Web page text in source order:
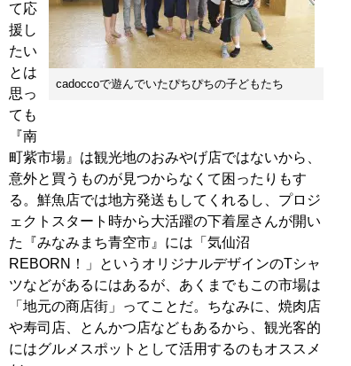
cadoccoで遊んでいたぴちぴちの子どもたち
て応
援し
たい
とは
思っ
ても
『南
町紫市場』は観光地のおみやげ店ではないから、
意外と買うものが見つからなくて困ったりもす
る。鮮魚店では地方発送もしてくれるし、プロジ
ェクトスタート時から大活躍の下着屋さんが開い
た『みなみまち青空市』には「気仙沼
REBORN！」というオリジナルデザインのTシャ
ツなどがあるにはあるが、あくまでもこの市場は
「地元の商店街」ってことだ。ちなみに、焼肉店
や寿司店、とんかつ店などもあるから、観光客的
にはグルメスポットとして活用するのもオススメ